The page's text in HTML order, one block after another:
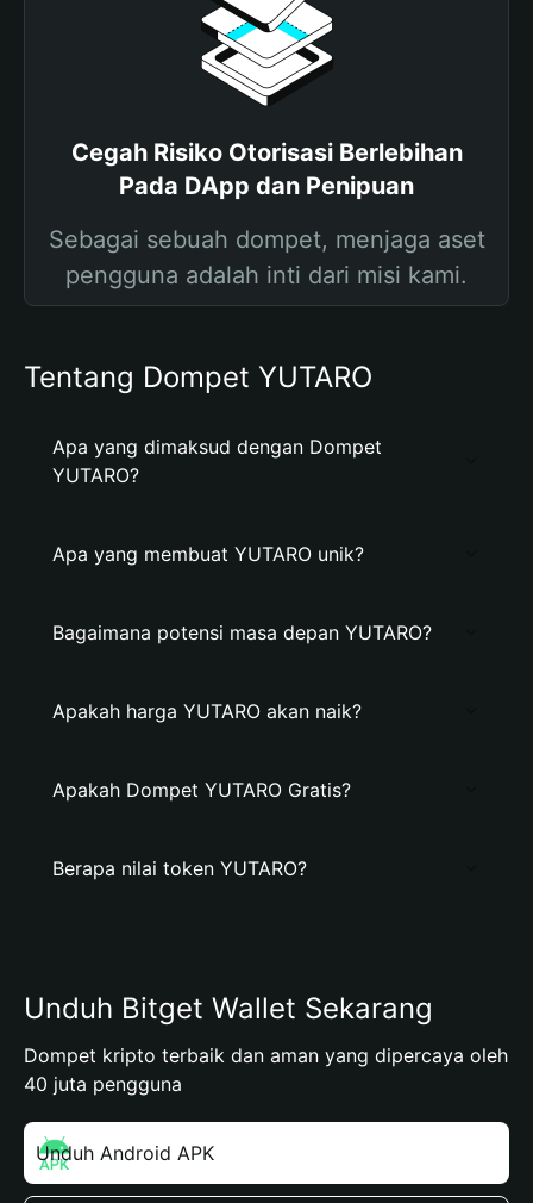
Cegah Risiko Otorisasi Berlebihan
Pada DApp dan Penipuan
Sebagai sebuah dompet, menjaga aset
pengguna adalah inti dari misi kami.
Tentang Dompet YUTARO
Apa yang dimaksud dengan Dompet
YUTARO?
Apa yang membuat YUTARO unik?
Bagaimana potensi masa depan YUTARO?
Apakah harga YUTARO akan naik?
Apakah Dompet YUTARO Gratis?
Berapa nilai token YUTARO?
Unduh Bitget Wallet Sekarang
Dompet kripto terbaik dan aman yang dipercaya oleh
40 juta pengguna
Unduh Android APK